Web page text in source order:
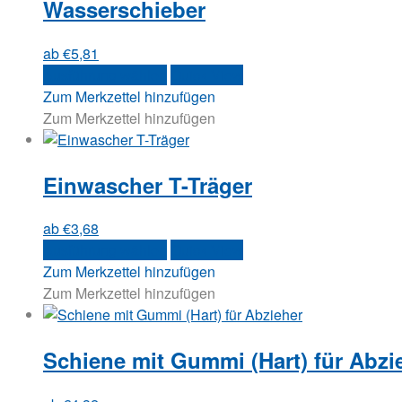
Wasserschieber
ab€5,81
Produkt
weist
mehrere
auf.
Die
können
auf
der
Produktseite
werden
Zum Merkzettel hinzufügen
Zum Merkzettel hinzufügen
Einwascher T-Träger
ab€3,68
Produkt
weist
mehrere
auf.
Die
Zum Merkzettel hinzufügen
Zum Merkzettel hinzufügen
Schiene mit Gummi (Hart) für